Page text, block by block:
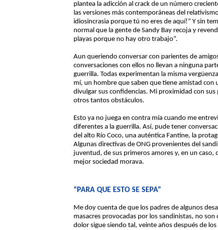
plantea la adicción al crack de un número
las versiones más contemporáneas del
idiosincrasia porque tú no eres de aquí!” Y sin
normal que la gente de Sandy Bay recoja y
playas porque no hay otro trabajo”.
Aun queriendo conversar con parientes de
conversaciones con ellos no llevan a ninguna
guerrilla. Todas experimentan la misma
mí, un hombre que saben que tiene amistad
divulgar sus confidencias. Mi proximidad con
otros tantos obstáculos.
Esto ya no juega en contra mía cuando me
diferentes a la guerrilla. Así, pude tener
del alto Río Coco, una auténtica Fantine, la
Algunas directivas de ONG provenientes del
juventud, de sus primeros amores y, en un
mejor sociedad morava.
“PARA QUE ESTO SE SEPA”
Me doy cuenta de que los padres de algunos
masacres provocadas por los sandinistas, no
dolor sigue siendo tal, veinte años después de